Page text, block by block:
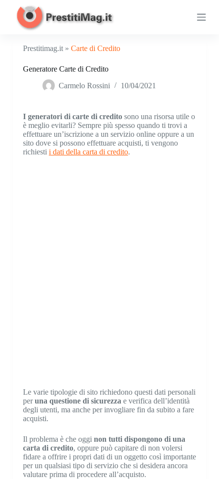
Prestitimag.it » Carte di Credito
Generatore Carte di Credito
Carmelo Rossini 10/04/2021
I generatori di carte di creditosono una risorsa utile o
è meglio evitarli? Sempre più spesso quando ti trovi a
effettuare un’iscrizione a un servizio online oppure a un
sito dove si possono effettuare acquisti, ti vengono
richiesti i dati della carta di credito.
Le varie tipologie di sito richiedono questi dati personali
peruna questione di sicurezza e verifica dell’identità
degli utenti, ma anche per invogliare fin da subito a fare
acquisti.
Il problema è che oggi non tutti dispongono di una
carta di credito, oppure può capitare di non volersi
fidare a offrire i propri dati di un oggetto così importante
per un qualsiasi tipo di servizio che si desidera ancora
valutare prima di procedere all’acquisto.